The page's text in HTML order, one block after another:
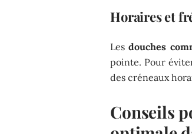
Horaires et
Lesdouches
pointe. Pour
des créneaux
Conseils